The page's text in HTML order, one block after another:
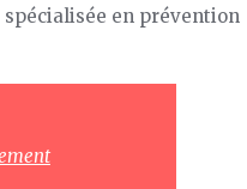
spécialisée en prévention